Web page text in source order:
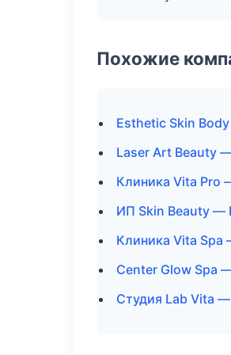
Похожие
Esthetic Skin
Laser Art Beauty
Клиника Vita Pro
ИП Skin Beauty —
Клиника Vita
Center Glow Spa
Студия Lab Vita